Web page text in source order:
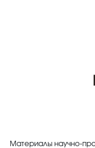
Материалы научно-